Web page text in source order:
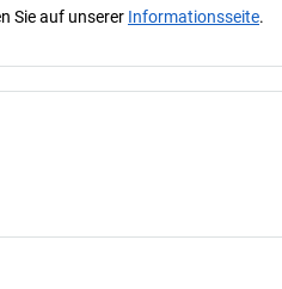
Sie auf unserer Informationsseite.